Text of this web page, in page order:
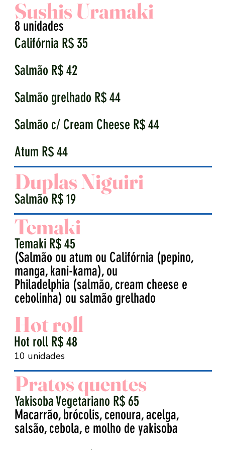
Sushis Uramaki
8 unidades
Califórnia R$ 35
Salmão R$ 42
Salmão grelhado R$ 44
Salmão c/ Cream Cheese R$ 44
Atum R$ 44
Duplas Niguiri
Salmão R$ 19
Temaki
Temaki R$ 45
(Salmão ou atum ou Califórnia (pepino,
manga, kani-kama), ou
Philadelphia (salmão, cream cheese e
cebolinha) ou salmão grelhado
Hot roll
Hot roll R$ 48
10 unidades
Pratos quentes
Yakisoba Vegetariano R$ 65
Macarrão, brócolis, cenoura, acelga,
salsão, cebola, e molho de yakisoba